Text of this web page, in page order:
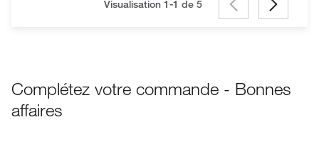
Visualisation 1-1 de 5
Complétez votre commande - Bonnes
affaires